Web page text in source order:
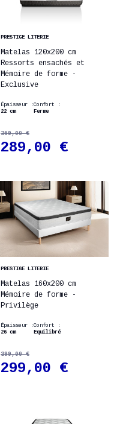
PRESTIGE LITERIE
Matelas 120x200 cm
Ressorts ensachés et
Mémoire de forme -
Exclusive
Épaisseur :
22 cm
Confort :
Ferme
369,00 €
289,00 €
PRESTIGE LITERIE
Matelas 160x200 cm
Mémoire de forme -
Privilège
Épaisseur :
26 cm
Confort :
Equilibré
399,00 €
299,00 €